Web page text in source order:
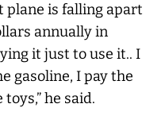
is falling apart
annually in
it just to use it.. I
gasoline, I pay the
he said.